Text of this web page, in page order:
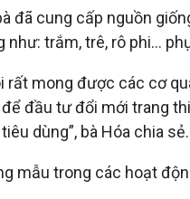
đã cung cấp nguồn
trắm, trê, rô phi...
mong được các cơ
đầu tư đổi mới trang
dùng”, bà Hóa chia sẻ.
mẫu trong các hoạt